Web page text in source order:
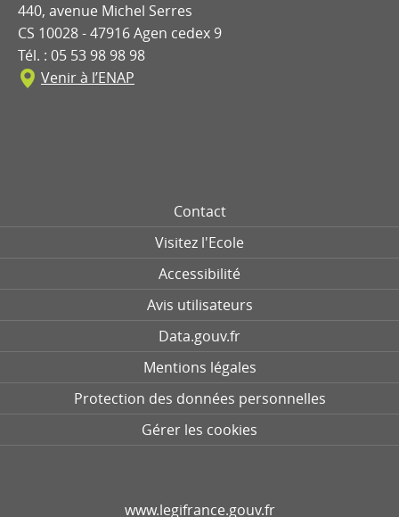
440, avenue Michel Serres
CS 10028 - 47916 Agen cedex 9
Tél. : 05 53 98 98 98
Venir à l’ENAP
Contact
Visitez l'Ecole
Accessibilité
Avis utilisateurs
Data.gouv.fr
Mentions légales
Protection des données personnelles
Gérer les cookies
www.legifrance.gouv.fr